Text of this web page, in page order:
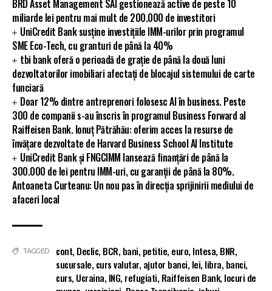
BRD Asset Management SAI gestionează active de peste 10
miliarde lei pentru mai mult de 200.000 de investitori
UniCredit Bank susține investițiile IMM-urilor prin programul
SME Eco-Tech, cu granturi de până la 40%
tbi bank oferă o perioadă de grație de până la două luni
dezvoltatorilor imobiliari afectați de blocajul sistemului de carte
funciară
Doar 12% dintre antreprenori folosesc AI în business. Peste
300 de companii s-au înscris în programul Business Forward al
Raiffeisen Bank. Ionuț Pătrăhău: oferim acces la resurse de
învățare dezvoltate de Harvard Business School AI Institute
UniCredit Bank și FNGCIMM lansează finanțări de până la
300.000 de lei pentru IMM-uri, cu garanții de până la 80%.
Antoaneta Curteanu: Un nou pas în direcția sprijinirii mediului de
afaceri local
TAGGED: cont, Declic, BCR, bani, petitie, euro, Intesa, BNR,
sucursale, curs valutar, ajutor banci, lei, libra, banci,
curs, Ucraina, ING, refugiati, Raiffeisen Bank, locuri de